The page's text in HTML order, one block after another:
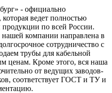
- официально
ведет полностью
по всей России.
компании направлена в
сотрудничество с
трубы для кабельной
ценам. Кроме этого, вся наша
от ведущих заводов-
соответствует ГОСТ и ТУ и